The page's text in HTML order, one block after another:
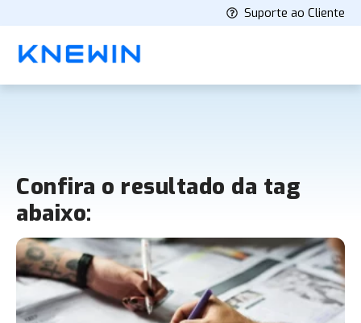
Suporte ao Cliente
Confira o resultado da tag
abaixo: